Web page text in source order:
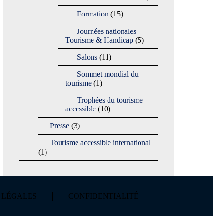
Formation (15)
Journées nationales
Tourisme & Handicap (5)
Salons (11)
Sommet mondial du
tourisme (1)
Trophées du tourisme
accessible (10)
Presse (3)
Tourisme accessible international
(1)
CONFIDENTIALITÉ